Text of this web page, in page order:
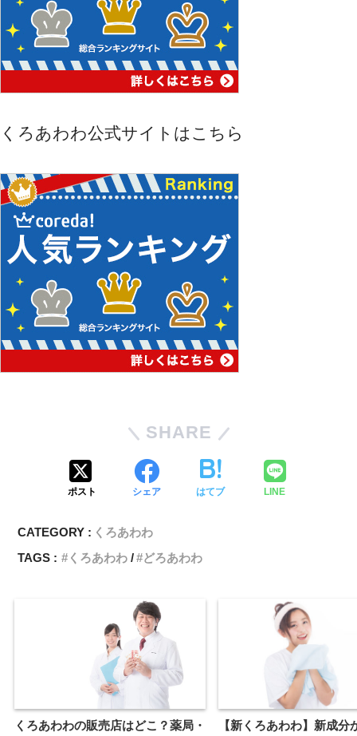
くろあわわ公式サイトはこちら
SHARE
ポスト シェア はてブ LINE
CATEGORY : くろあわわ
TAGS :
くろあわわ どろあわわ
くろあわわの販売店はどこ？薬局・
【新くろあわわ】新成分